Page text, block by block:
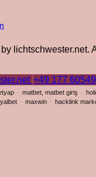
lichtschwester.net.
+49 177
· matbet, matbet giriş ·
· maxwin · hacklink